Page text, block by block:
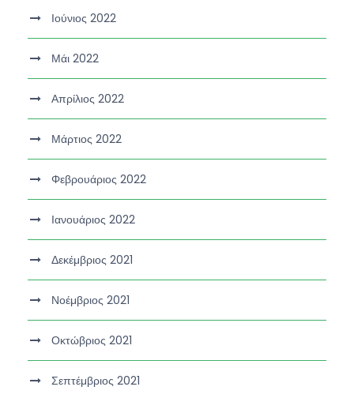
Ιούνιος 2022
Μάι 2022
Απρίλιος 2022
Μάρτιος 2022
Φεβρουάριος 2022
Ιανουάριος 2022
Δεκέμβριος 2021
Νοέμβριος 2021
Οκτώβριος 2021
Σεπτέμβριος 2021